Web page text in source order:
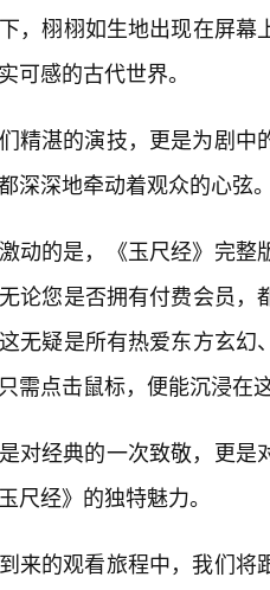
，栩栩如生地出现在屏
可感的古代世界。
精湛的演技，更是为剧
深深地牵动着观众的心弦
动的是，《玉尺经》完整
论您是否拥有付费会员
无疑是所有热爱东方玄
需点击鼠标，便能沉浸在
对经典的一次致敬，更是
尺经》的独特魅力。
来的观看旅程中，我们将